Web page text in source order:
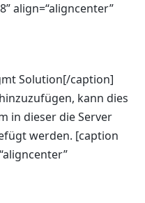
align=“aligncenter”
Solution[/caption]
kann dies
in dieser die Server
werden. [caption